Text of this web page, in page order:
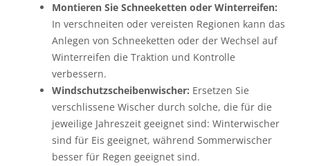
Montieren Sie Schneeketten oder Winterreifen:
In verschneiten oder vereisten Regionen kann das
Anlegen von Schneeketten oder der Wechsel auf
Winterreifen die Traktion und Kontrolle
verbessern.
Windschutzscheibenwischer: Ersetzen Sie
verschlissene Wischer durch solche, die für die
jeweilige Jahreszeit geeignet sind: Winterwischer
sind für Eis geeignet, während Sommerwischer
besser für Regen geeignet sind.